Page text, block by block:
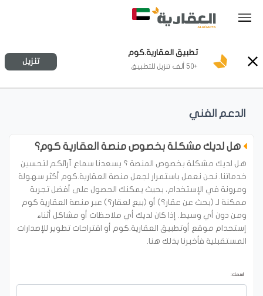
تطبيق العقارية.كوم
+50 ألف تنزيل للتطبيق
تنزيل
الدعم الفني
هل لديك مشكلة بخصوص منصة العقارية كوم؟
هل لديك مشكلة بخصوص المنصة ؟ يسعدنا سماع آرائكم لتحسين
خدماتنا. نحن نعمل باستمرار لجعل منصة العقارية.كوم أكثر سهولة
ومرونة في الإستخدام، بحيث يمكنك الحصول على أفضل تجربة
ممكنة لـ (بحث عن عقار؟) أو (بيع لعقار؟) عبر منصة العقارية كوم
ومن دون أي وسيط. إذا كان لديك أي ملاحظات أو مشاكل أثناء
إستحدام موقع أوتطبيق العقارية.كوم أو اقتراحات تطوير للإصدارات
المستقبلية فأخبرنا بذلك هنا.
اسمك: